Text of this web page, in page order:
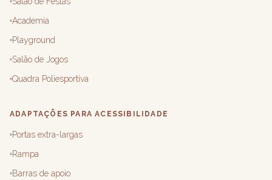
Academia
Playground
Salão de Jogos
Quadra Poliesportiva
ADAPTAÇÕES PARA ACESSIBILIDADE
Portas extra-largas
Rampa
Barras de apoio